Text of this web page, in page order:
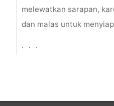
07
melewatkan sarapan,
dan malas untuk
. . .